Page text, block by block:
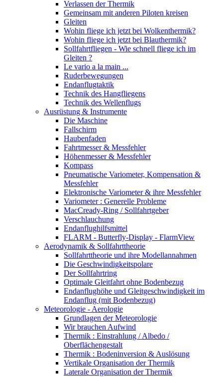
Verlassen der Thermik
Gemeinsam mit anderen Piloten kreisen
Gleiten
Wohin fliege ich jetzt bei Wolkenthermik?
Wohin fliege ich jetzt bei Blauthermik?
Sollfahrtfliegen - Wie schnell fliege ich im
Gleiten ?
Le vario a la main ...
Ruderbewegungen
Endanflugtaktik
Technik des Hangfliegens
Technik des Wellenflugs
Ausrüstung & Instrumente
Die Maschine
Fallschirm
Haubenfaden
Fahrtmesser & Messfehler
Höhenmesser & Messfehler
Kompass
Pneumatische Variometer, Kompensation &
Messfehler
Elektronische Variometer & ihre Messfehler
Variometer : Generelle Probleme
MacCready-Ring / Sollfahrtgeber
Verschlauchung
Endanflughilfsmittel
FLARM - Butterfly-Display - FlarmView
Aerodynamik & Sollfahrttheorie
Sollfahrttheorie und ihre Modellannahmen
Die Geschwindigkeitspolare
Der Sollfahrtring
Optimale Gleitfahrt ohne Bodenbezug
Endanflughöhe und Gleitgeschwindigkeit im
Endanflug (mit Bodenbezug)
Meteorologie - Aerologie
Grundlagen der Meteorologie
Wir brauchen Aufwind
Thermik : Einstrahlung / Albedo /
Oberflächengestalt
Thermik : Bodeninversion & Auslösung
Vertikale Organisation der Thermik
Laterale Organisation der Thermik